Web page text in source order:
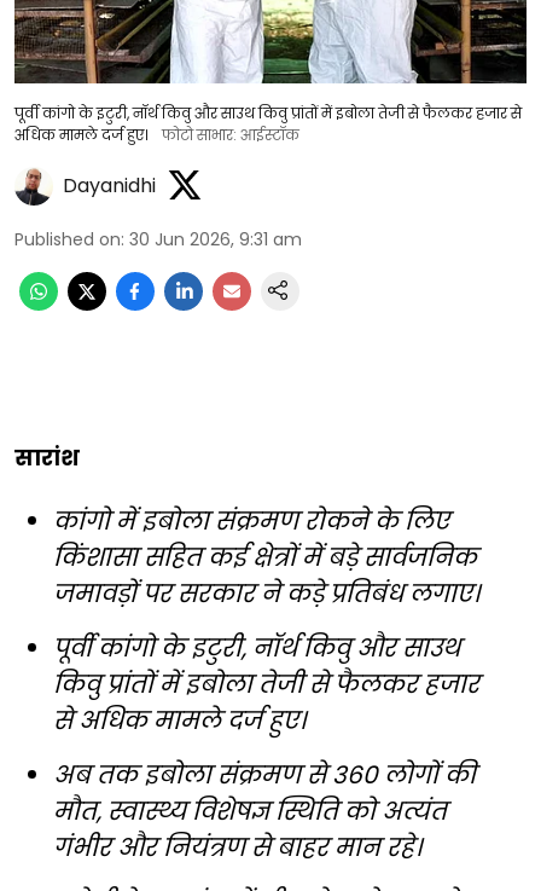
पूर्वी कांगो के इटुरी, नॉर्थ किवु और साउथ किवु प्रांतों में इबोला तेजी से फैलकर हजार से
अधिक मामले दर्ज हुए।
फोटो साभार: आईस्टॉक
Dayanidhi
Published on: 30 Jun 2026, 9:31 am
सारांश
कांगो में इबोला संक्रमण रोकने के लिए
किंशासा सहित कई क्षेत्रों में बड़े सार्वजनिक
जमावड़ों पर सरकार ने कड़े प्रतिबंध लगाए।
पूर्वी कांगो के इटुरी, नॉर्थ किवु और साउथ
किवु प्रांतों में इबोला तेजी से फैलकर हजार
से अधिक मामले दर्ज हुए।
अब तक इबोला संक्रमण से 360 लोगों की
मौत, स्वास्थ्य विशेषज्ञ स्थिति को अत्यंत
गंभीर और नियंत्रण से बाहर मान रहे।